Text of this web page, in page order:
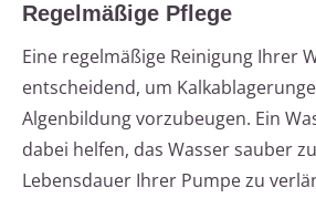
Regelmäßige Pflege
Eine regelmäßige Reinigung Ihrer
entscheidend, um
Algenbildung vorzubeugen. Ein
dabei helfen, das Wasser sauber
Lebensdauer Ihrer Pumpe zu